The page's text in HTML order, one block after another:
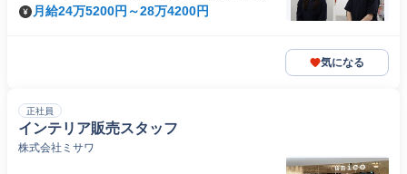
月給24万5200円～28万4200円
気になる
正社員
インテリア販売スタッフ
株式会社ミサワ